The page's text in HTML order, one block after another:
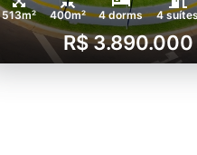
513m² 400m² 4 dorms 4
R$ 3.890.000